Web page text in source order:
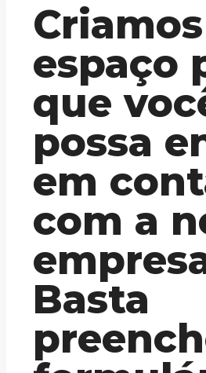
espaço
que
possa
em
com a
Basta